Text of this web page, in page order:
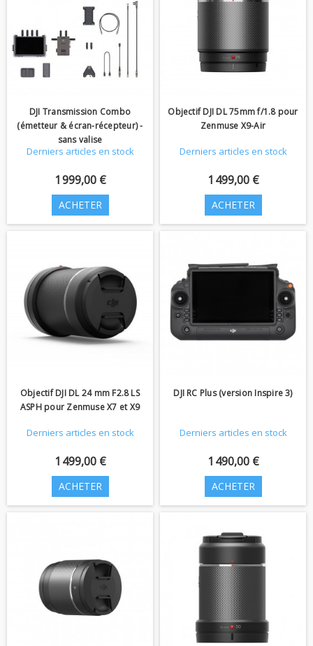
DJI Transmission Combo
(émetteur & écran-récepteur) -
sans valise
Derniers articles en stock
1 999,00 €
ACHETER
Objectif DJI DL 75mm f/1.8 pour
Zenmuse X9-Air
Derniers articles en stock
1 499,00 €
ACHETER
Objectif DJI DL 24 mm F2.8 LS
ASPH pour Zenmuse X7 et X9
Derniers articles en stock
1 499,00 €
ACHETER
DJI RC Plus (version Inspire 3)
Derniers articles en stock
1 490,00 €
ACHETER